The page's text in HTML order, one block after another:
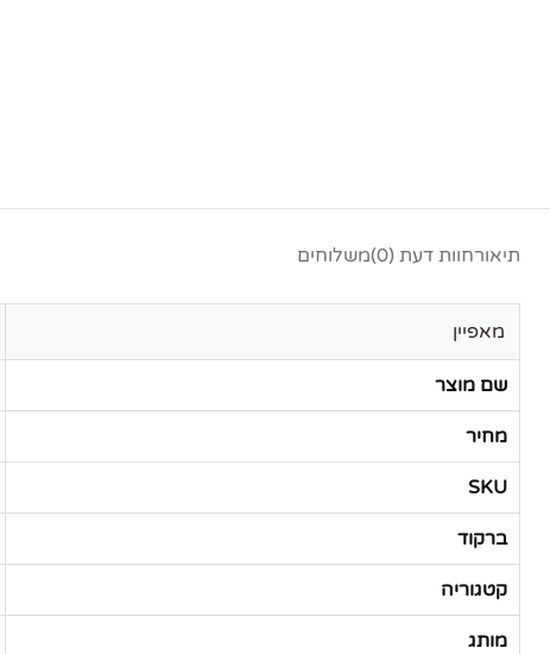
תיאורחוות דעת (0) משלוחים
מאפיין
שם מוצר
מחיר
SKU
ברקוד
קטגוריה
מותג